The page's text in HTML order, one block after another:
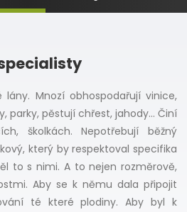
lány. Mnozí obhospodařují vinice,
parky, pěstují chřest, jahody... Činí
školkách. Nepotřebují běžný
který by respektoval specifika
to s nimi. A to nejen rozměrově,
Aby se k němu dala připojit
té které plodiny. Aby byl k